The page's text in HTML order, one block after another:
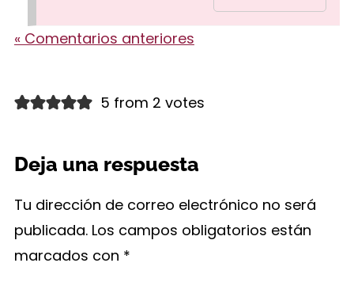
« Comentarios anteriores
5 from 2 votes
Deja una respuesta
Tu dirección de correo electrónico no será
publicada. Los campos obligatorios están
marcados con *